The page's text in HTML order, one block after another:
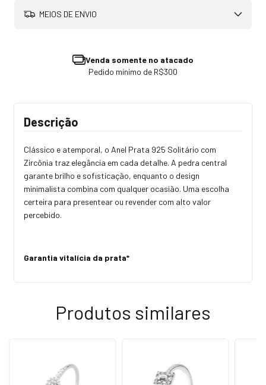
MEIOS DE ENVIO
Venda somente no atacado
Pedido mínimo de R$300
Descrição
Clássico e atemporal, o Anel Prata 925 Solitário com
Zircônia traz elegância em cada detalhe. A pedra central
garante brilho e sofisticação, enquanto o design
minimalista combina com qualquer ocasião. Uma escolha
certeira para presentear ou revender com alto valor
percebido.
Garantia vitalícia da prata*
Produtos similares